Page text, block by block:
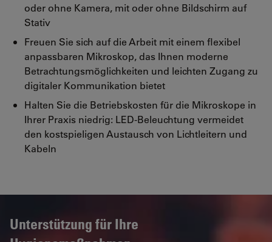
oder ohne Kamera, mit oder ohne Bildschirm auf
Stativ
Freuen Sie sich auf die Arbeit mit einem flexibel
anpassbaren Mikroskop, das Ihnen moderne
Betrachtungsmöglichkeiten und leichten Zugang zu
digitaler Kommunikation bietet
Halten Sie die Betriebskosten für die Mikroskope in
Ihrer Praxis niedrig: LED-Beleuchtung vermeidet
den kostspieligen Austausch von Lichtleitern und
Kabeln
Unterstützung für Ihre